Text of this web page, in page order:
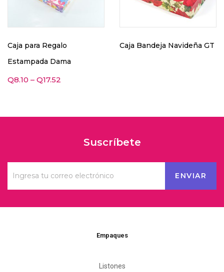
Caja para Regalo
Estampada Dama
Q8.10 – Q17.52
Caja Bandeja Navideña GT
Suscríbete
Empaques
Listones